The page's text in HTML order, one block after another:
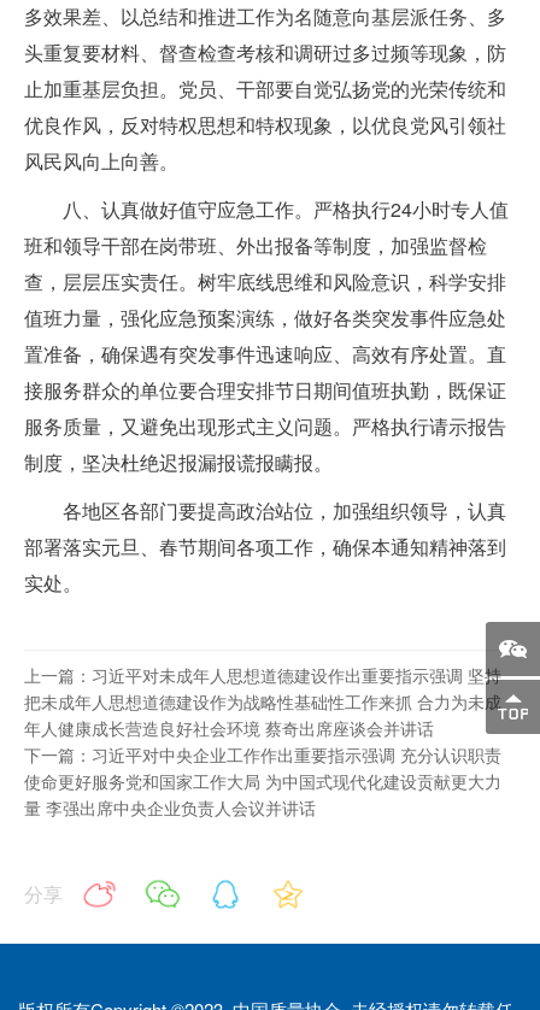
多效果差、以总结和推进工作为名随意向基层派任务、多
头重复要材料、督查检查考核和调研过多过频等现象，防
止加重基层负担。党员、干部要自觉弘扬党的光荣传统和
优良作风，反对特权思想和特权现象，以优良党风引领社
风民风向上向善。
八、认真做好值守应急工作。严格执行24小时专人值
班和领导干部在岗带班、外出报备等制度，加强监督检
查，层层压实责任。树牢底线思维和风险意识，科学安排
值班力量，强化应急预案演练，做好各类突发事件应急处
置准备，确保遇有突发事件迅速响应、高效有序处置。直
接服务群众的单位要合理安排节日期间值班执勤，既保证
服务质量，又避免出现形式主义问题。严格执行请示报告
制度，坚决杜绝迟报漏报谎报瞒报。
各地区各部门要提高政治站位，加强组织领导，认真
部署落实元旦、春节期间各项工作，确保本通知精神落到
实处。
上一篇：习近平对未成年人思想道德建设作出重要指示强调 坚持
把未成年人思想道德建设作为战略性基础性工作来抓 合力为未成
年人健康成长营造良好社会环境 蔡奇出席座谈会并讲话
下一篇：习近平对中央企业工作作出重要指示强调 充分认识职责
使命更好服务党和国家工作大局 为中国式现代化建设贡献更大力
量 李强出席中央企业负责人会议并讲话
分享